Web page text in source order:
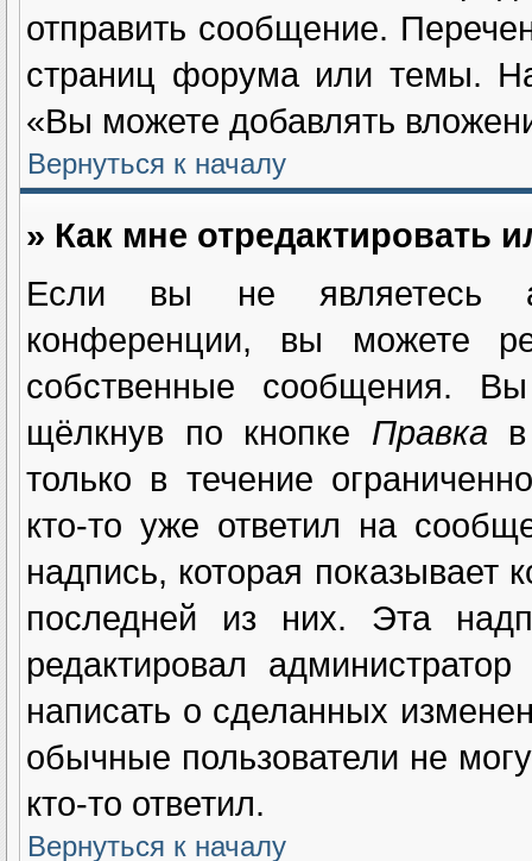
отправить сообщение.
страниц форума или темы.
«Вы можете добавлять
Вернуться к началу
» Как мне отредактировать
Если вы не являетесь
конференции, вы можете
собственные сообщения.
щёлкнув по кнопке Правка
только в течение
кто-то уже ответил на
надпись, которая показывает
последней из них. Эта
редактировал
написать о сделанных
обычные пользователи не
кто-то ответил.
Вернуться к началу